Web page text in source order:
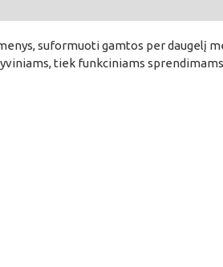
suformuoti gamtos per daugelį
tiek funkciniams